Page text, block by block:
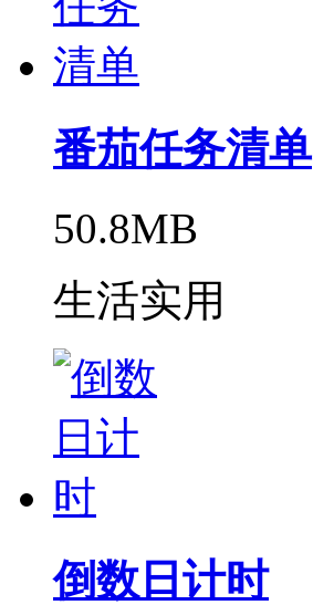
番茄任务清单
50.8MB
生活实用
倒数日计时